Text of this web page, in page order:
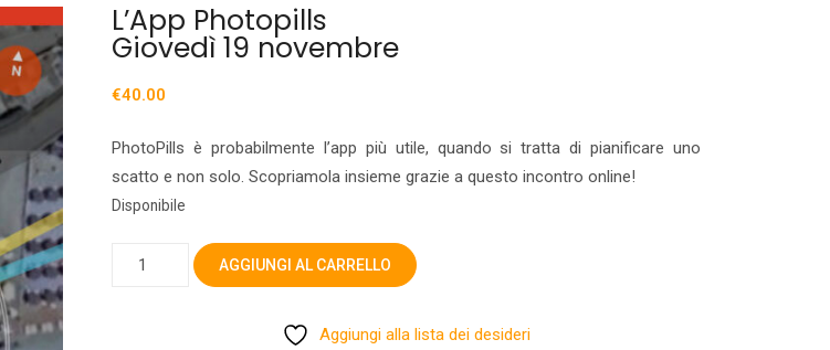
L’App Photopills
Giovedì 19 novembre
€40.00
PhotoPills è probabilmente l’app più utile, quando si tratta di pianificare uno
scatto e non solo. Scopriamola insieme grazie a questo incontro online!
Disponibile
L'App
PhotopillsGiovedì
AGGIUNGI AL CARRELLO
Aggiungi alla lista dei desideri